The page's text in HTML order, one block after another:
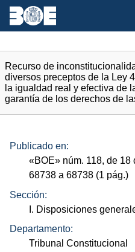
Recurso de
diversos preceptos de la Ley
la igualdad real y efectiva de
garantía de los derechos de
Publicado en:
«BOE» núm. 118, de 18
68738 a 68738 (1 pág.)
Sección:
I. Disposiciones
Departamento:
Tribunal Constitucional